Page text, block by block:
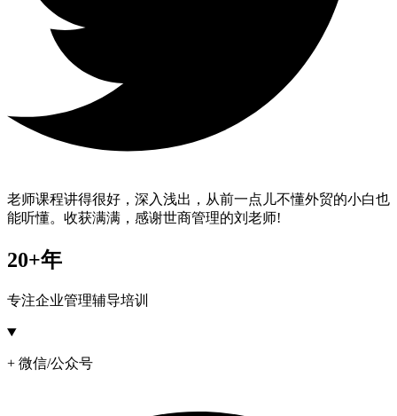
老师课程讲得很好，深入浅出，从前一点儿不懂外贸的小白也
能听懂。收获满满，感谢世商管理的刘老师!
20+年
专注企业管理辅导培训
+ 微信/公众号